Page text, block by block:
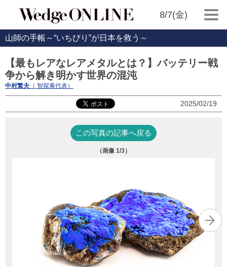
8/7(金)
山師の手帳～“いちびり”が日本を救う～
【最もレアなレアメタルとは？】バッテリー戦
争から解き明かす世界の混沌
中村繁夫 （ 智探庵代表）
2025/02/19
この写真の記事へ戻る
（画像 1/3）
コ
行